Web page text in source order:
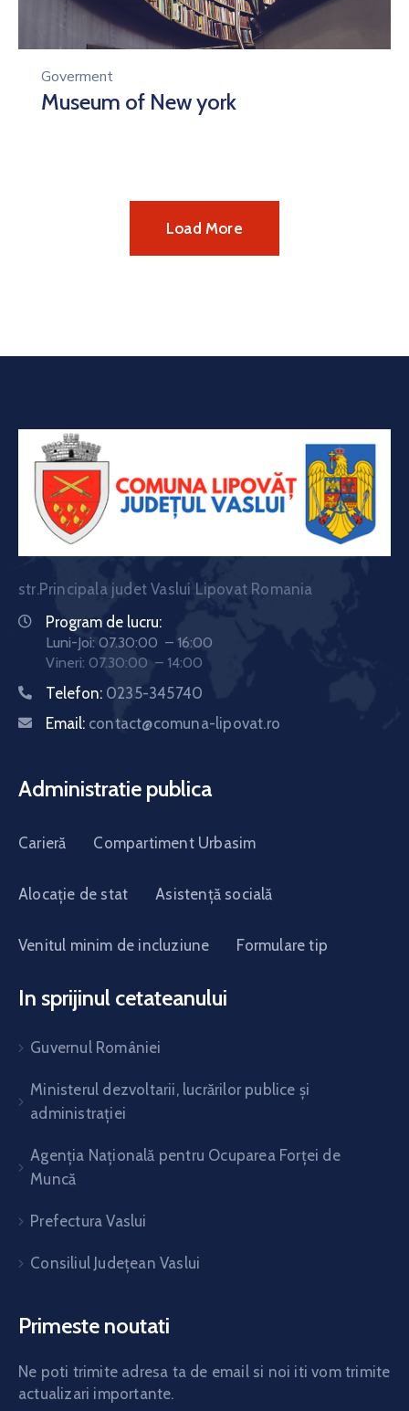
Goverment
Museum of New york
Load More
str.Principala judet Vaslui Lipovat Romania
Program de lucru:
Luni-Joi: 07.30:00 – 16:00
Vineri: 07.30:00 – 14:00
Telefon: 0235-345740
Email: contact@comuna-lipovat.ro
Administratie publica
Carieră Compartiment Urbasim
Alocație de stat Asistență socială
Venitul minim de incluziune Formulare tip
In sprijinul cetateanului
Guvernul României
Ministerul dezvoltarii, lucrărilor publice și
administrației
Agenția Națională pentru Ocuparea Forței de
Muncă
Prefectura Vaslui
Consiliul Județean Vaslui
Primeste noutati
Ne poti trimite adresa ta de email si noi iti vom trimite
actualizari importante.